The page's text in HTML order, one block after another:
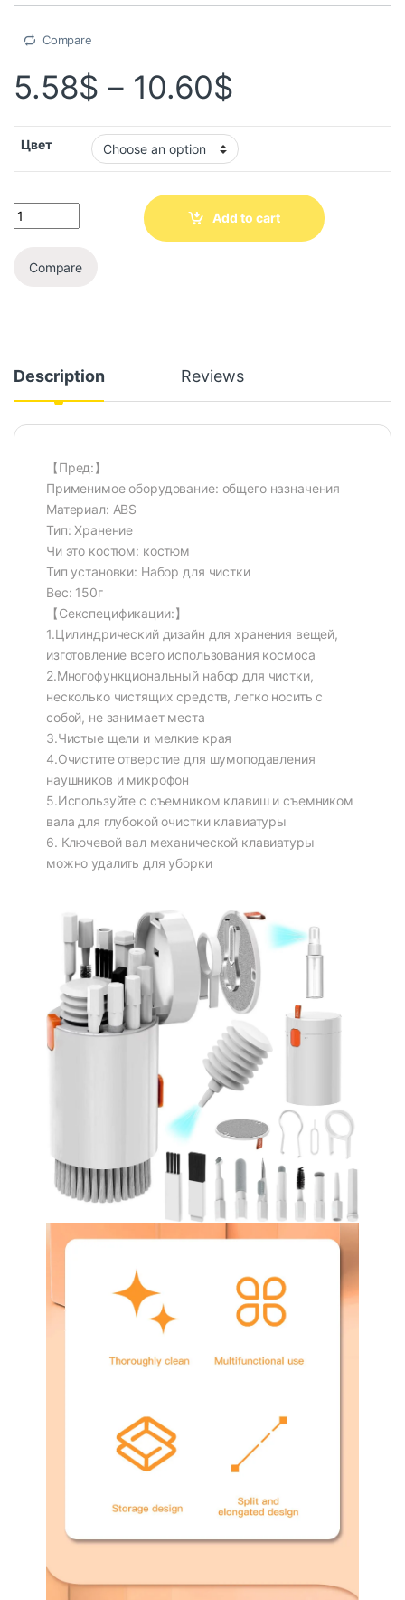
Compare
5.58$ – 10.60$
Цвет
Add to cart
Compare
Description Reviews
【Пред:】
Применимое оборудование: общего назначения
Материал: ABS
Тип: Хранение
Чи это костюм: костюм
Тип установки: Набор для чистки
Вес: 150г
【Секспецификации:】
1.Цилиндрический дизайн для хранения вещей,
изготовление всего использования космоса
2.Многофункциональный набор для чистки,
несколько чистящих средств, легко носить с
собой, не занимает места
3.Чистые щели и мелкие края
4.Очистите отверстие для шумоподавления
наушников и микрофон
5.Используйте с съемником клавиш и съемником
вала для глубокой очистки клавиатуры
6. Ключевой вал механической клавиатуры
можно удалить для уборки